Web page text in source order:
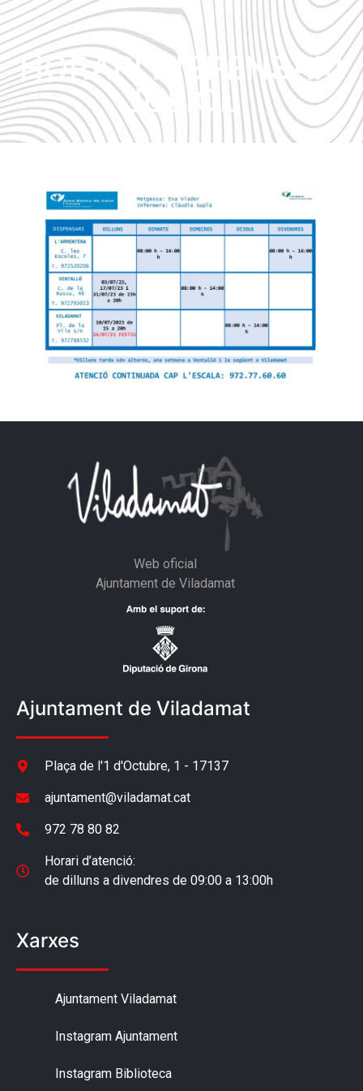
HORARI DISPENSARI
JULIOL
Web oficial
Ajuntament de Viladamat
Ajuntament de Viladamat
Plaça de l'1 d'Octubre, 1 - 17137
ajuntament@viladamat.cat
972 78 80 82
Horari d’atenció:
de dilluns a divendres de 09:00 a 13:00h
Xarxes
Ajuntament Viladamat
Instagram Ajuntament
Instagram Biblioteca